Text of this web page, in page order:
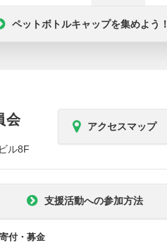
ペットボトルキャップを集めよう！
会
ル8F
アクセスマップ
支援活動への参加方法
寄付・募金